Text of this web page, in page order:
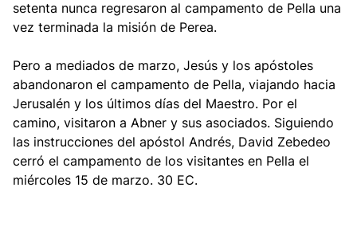
setenta nunca regresaron al campamento de Pella una
vez terminada la misión de Perea.
Pero a mediados de marzo, Jesús y los apóstoles
abandonaron el campamento de Pella, viajando hacia
Jerusalén y los últimos días del Maestro. Por el
camino, visitaron a Abner y sus asociados. Siguiendo
las instrucciones del apóstol Andrés, David Zebedeo
cerró el campamento de los visitantes en Pella el
miércoles 15 de marzo. 30 EC.